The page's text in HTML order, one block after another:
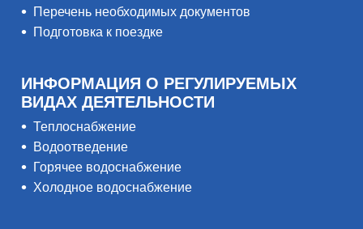
Перечень необходимых документов
Подготовка к поездке
ИНФОРМАЦИЯ О РЕГУЛИРУЕМЫХ
ВИДАХ ДЕЯТЕЛЬНОСТИ
Теплоснабжение
Водоотведение
Горячее водоснабжение
Холодное водоснабжение